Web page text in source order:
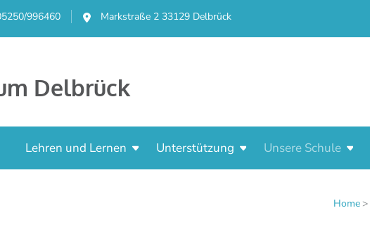
996460 Markstraße 2 33129 Delbrück
Delbrück
Lehren und Lernen Unterstützung Unsere Schule
Home >